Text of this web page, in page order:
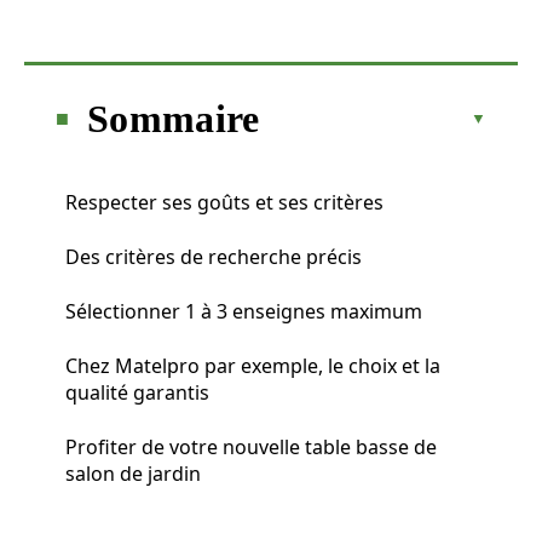
Sommaire
Respecter ses goûts et ses critères
Des critères de recherche précis
Sélectionner 1 à 3 enseignes maximum
Chez Matelpro par exemple, le choix et la
qualité garantis
Profiter de votre nouvelle table basse de
salon de jardin